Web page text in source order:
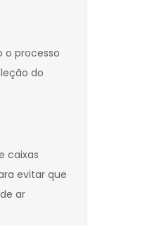
o processo
do
caixas
evitar que
ar